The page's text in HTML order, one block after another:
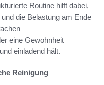
Routine hilft dabei,
die Belastung am Ende
eine Gewohnheit
einladend hält.
Reinigung